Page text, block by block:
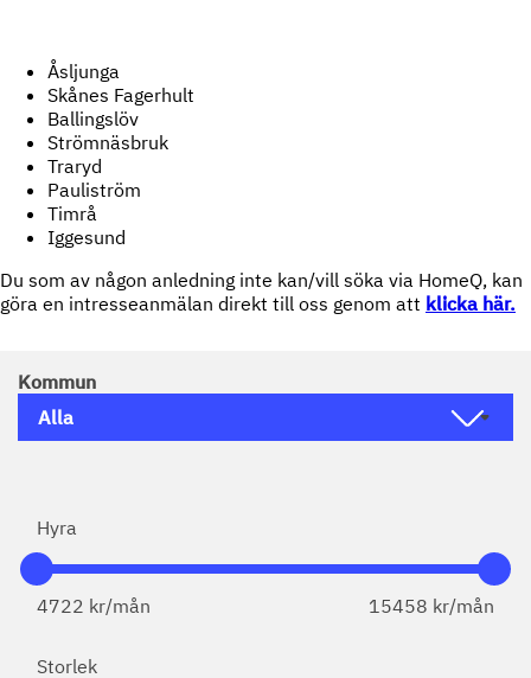
Åsljunga
Skånes Fagerhult
Ballingslöv
Strömnäsbruk
Traryd
Pauliström
Timrå
Iggesund
Du som av någon anledning inte kan/vill söka via HomeQ, kan
göra en intresseanmälan direkt till oss genom att klicka här.
Kommun
Hyra
4722 kr/mån 15458 kr/mån
Storlek